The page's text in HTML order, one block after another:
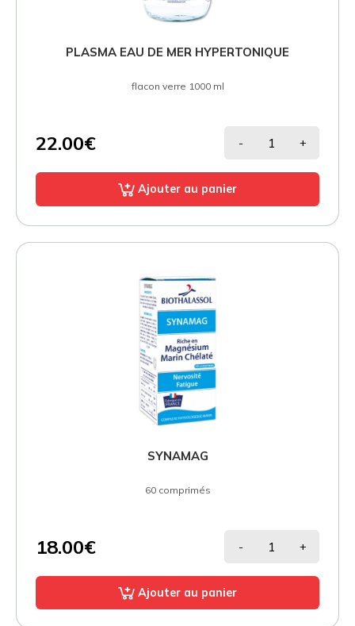
PLASMA EAU DE MER HYPERTONIQUE
flacon verre 1000 ml
22.00€ - +
Ajouter au panier
SYNAMAG
60 comprimés
18.00€ - +
Ajouter au panier